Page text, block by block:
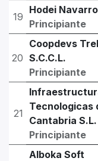
19
Hodei Navarro
Principiante
20
Coopdevs
S.C.C.L.
Principiante
21
Tecnologicas
Cantabria S.L.
Principiante
Alboka Soft